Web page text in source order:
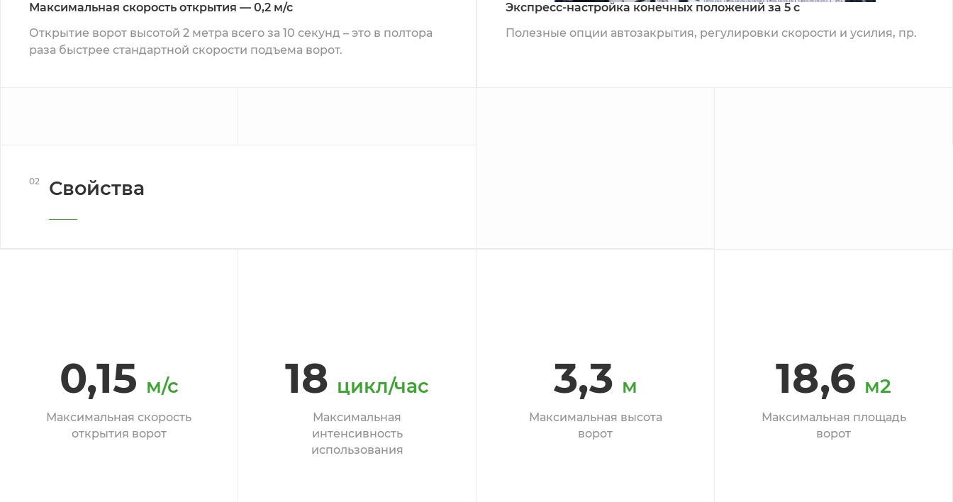
Максимальная скорость открытия — 0,2 м/с
Открытие ворот высотой 2 метра всего за 10 секунд – это в полтора
раза быстрее стандартной скорости подъема ворот.
Экспресс-настройка конечных положений за 5 с
Полезные опции автозакрытия, регулировки скорости и усилия, пр.
02 Свойства
0,15 м/с
Максимальная скорость
открытия ворот
18 цикл/час
Максимальная
интенсивность
использования
3,3 м
Максимальная высота
ворот
18,6 м2
Максимальная площадь
ворот